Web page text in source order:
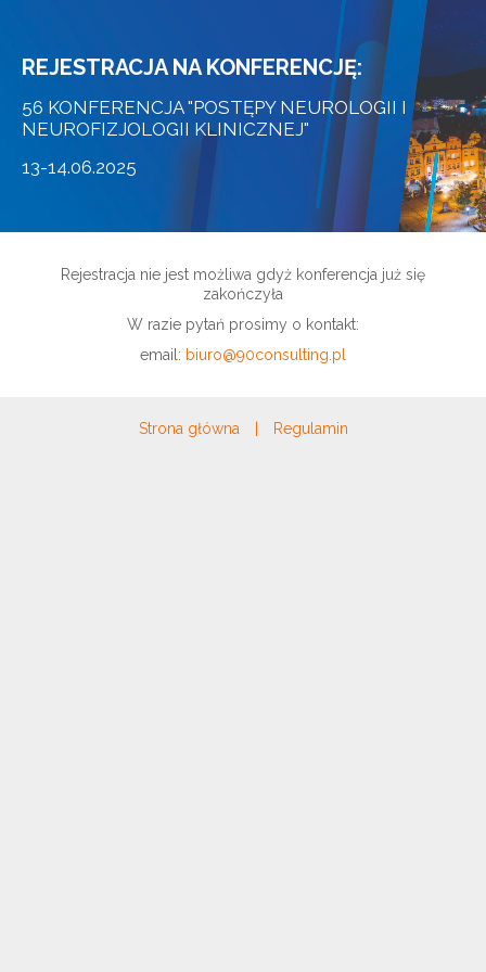
REJESTRACJA NA KONFERENCJĘ:
56 KONFERENCJA "POSTĘPY NEUROLOGII I
NEUROFIZJOLOGII KLINICZNEJ"
13-14.06.2025
Rejestracja nie jest możliwa gdyż konferencja już się
zakończyła
W razie pytań prosimy o kontakt:
email: biuro@90consulting.pl
Strona główna Regulamin